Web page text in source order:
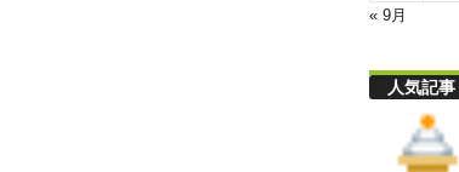
« 9月
人気記事